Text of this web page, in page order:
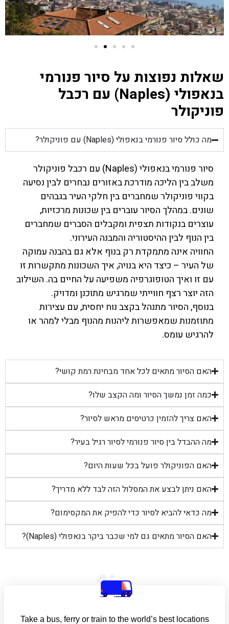
שאלות נפוצות על סיור פנורמי
בנאפולי (Naples) עם רכבל
פוניקולר
מה כולל סיור פנורמי בנאפולי (Naples) עם פוניקולר?
סיור פנורמי בנאפולי (Naples) עם רכבל פוניקולר
משלב בין הליכה מודרכת באזורים נבחרים לבין נסיעה
בקווי פוניקולר שמחברים בין חלקי העיר בגבהים
שונים. במהלך הסיור עוברים בין שכונות מרכזיות,
עוצרים בנקודות תצפית ומקבלים הסברים שמחברים
בין הנוף לבין ההיסטוריה והמבנה העירוני.
החוויה אינה מתמקדת רק בנוף אלא גם בהבנה עמוקה
של העיר – כיצד היא בנויה, איך השכונות מתקשרות זו
עם זו ואיך הטופוגרפיה משפיעה על החיים בה. השילוב
הזה יוצר רצף חווייתי שמרגיש מתוכנן ומדויק.
בנוסף, הסיור מתנהל בקצב נוח יחסית, עם עצירות
מתוזמנות שמאפשרות ליהנות מהנוף מבלי למהר או
להרגיש עומס.
האם הסיור מתאים לכל אחד מבחינת רמת קושי?
כמה זמן נמשך הסיור ומה הקצב שלו?
האם צריך להזמין כרטיסים מראש לסיור?
מה ההבדל בין סיור פנורמי לסיור רגיל בעיר?
האם הפוניקולר פועל בכל שעות היום?
האם ניתן לבצע את המסלול הזה לבד ללא מדריך?
מה כדאי להביא לסיור כדי להפיק את המקסימום?
האם הסיור מתאים גם למי שכבר ביקר בנאפולי (Naples)?
Take a bus, ferry or train to the world’s best locations